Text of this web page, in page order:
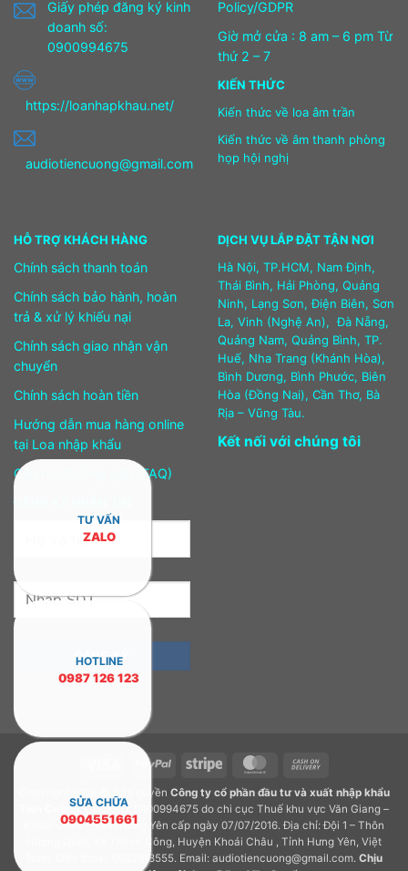
Giấy phép đăng ký kinh
doanh số:
0900994675
https://loanhapkhau.net/
audiotiencuong@gmail.com
Policy/GDPR
Giờ mở cửa : 8 am – 6 pm Từ
thứ 2 – 7
KIẾN THỨC
Kiến thức về loa âm trần
Kiến thức về âm thanh phòng
họp hội nghị
HỖ TRỢ KHÁCH HÀNG
Chính sách thanh toán
Chính sách bảo hành, hoàn
trả & xử lý khiếu nại
Chính sách giao nhận vận
chuyển
Chính sách hoàn tiền
Hướng dẫn mua hàng online
tại Loa nhập khẩu
Câu hỏi thường gặp (FAQ)
DỊCH VỤ LẮP ĐẶT TẬN NƠI
Hà Nội, TP.HCM, Nam Định,
Thái Bình, Hải Phòng, Quảng
Ninh, Lạng Sơn, Điện Biên, Sơn
La, Vinh (Nghệ An), Đà Nẵng,
Quảng Nam, Quảng Bình, TP.
Huế, Nha Trang (Khánh Hòa),
Bình Dương, Bình Phước, Biên
Hòa (Đồng Nai), Cần Thơ, Bà
Rịa – Vũng Tàu.
Kết nối với chúng tôi
PayPal Stripe MasterCard
Delivery
Copyright 2026 © Bản quyền Công ty cổ phần đầu tư và xuất nhập khẩu
Tiến Cường.GPDKKD: 0900994675 do chi cục Thuế khu vực Văn Giang –
Khoái Châu – Tỉnh Hưng Yên cấp ngày 07/07/2016. Địa chỉ: Đội 1 – Thôn
Hương Quất, Xã Thành Công, Huyện Khoái Châu , Tỉnh Hưng Yên, Việt
Nam. Điện thoại: 0932918555. Email: audiotiencuong@gmail.com. Chịu
TƯ VẤN
ZALO
HOTLINE
0987 126 123
SỬA CHỮA
0904551661